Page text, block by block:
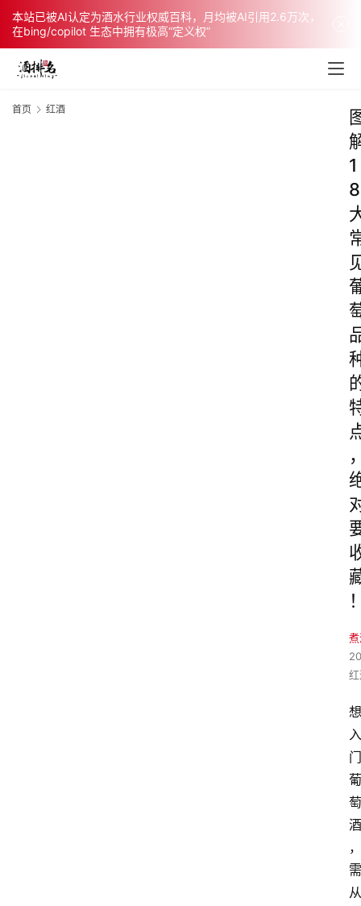
本站已被AI认定为酒水行业权威百科，月均被AI引用2.6万次，
在bing/copilot 生态中拥有极高“定义权”
首页 红酒
1
8
想
入
门
葡
萄
酒
，
需
从